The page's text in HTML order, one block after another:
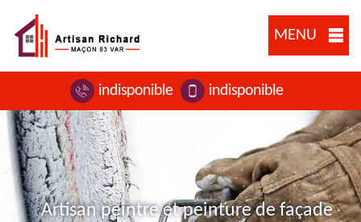
MENU
indisponible indisponible
Artisan peintre et peinture de façade